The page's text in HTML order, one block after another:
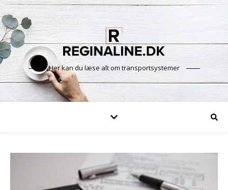
Her kan du læse alt om transportsystemer